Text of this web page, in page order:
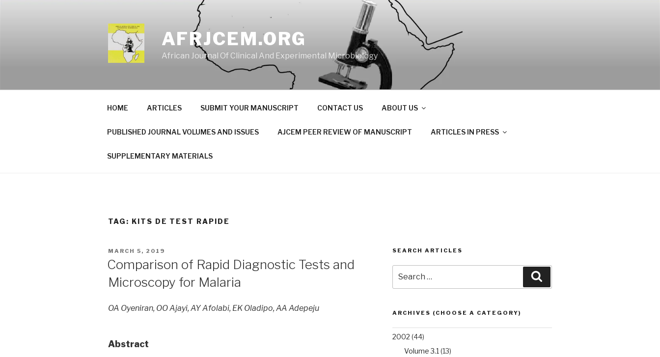
AFRJCEM.ORG
African Journal Of Clinical And Experimental Microbiology
HOME ARTICLES SUBMIT YOUR MANUSCRIPT CONTACT US ABOUT US
PUBLISHED JOURNAL VOLUMES AND ISSUES AJCEM PEER REVIEW OF MANUSCRIPT ARTICLES IN PRESS
SUPPLEMENTARY MATERIALS
TAG: KITS DE TEST RAPIDE
POSTED
MARCH 5, 2019
Comparison of Rapid Diagnostic Tests and
Microscopy for Malaria
OA Oyeniran, OO Ajayi, AY Afolabi, EK Oladipo, AA Adepeju
Abstract
SEARCH ARTICLES
for:
ARCHIVES (CHOOSE A CATEGORY)
2002 (44)
Volume 3.1 (13)